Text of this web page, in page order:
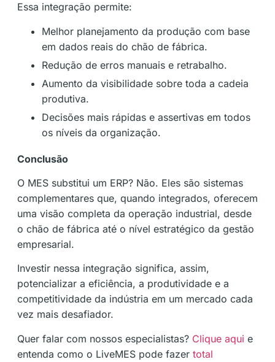
Essa integração permite:
Melhor planejamento da produção com base
em dados reais do chão de fábrica.
Redução de erros manuais e retrabalho.
Aumento da visibilidade sobre toda a cadeia
produtiva.
Decisões mais rápidas e assertivas em todos
os níveis da organização.
Conclusão
O MES substitui um ERP? Não. Eles são sistemas
complementares que, quando integrados, oferecem
uma visão completa da operação industrial, desde
o chão de fábrica até o nível estratégico da gestão
empresarial.
Investir nessa integração significa, assim,
potencializar a eficiência, a produtividade e a
competitividade da indústria em um mercado cada
vez mais desafiador.
Quer falar com nossos especialistas? Clique aqui e
entenda como o LiveMES pode fazer total